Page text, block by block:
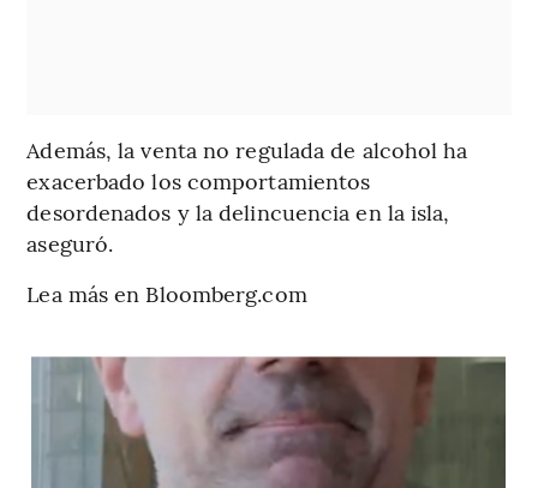
Además, la venta no regulada de alcohol ha
exacerbado los comportamientos
desordenados y la delincuencia en la isla,
aseguró.
Lea más en Bloomberg.com